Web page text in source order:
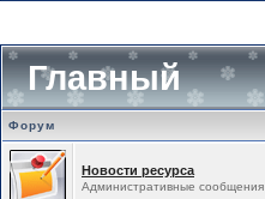
Главный
Форум
Новости ресурса
Административные сообщения